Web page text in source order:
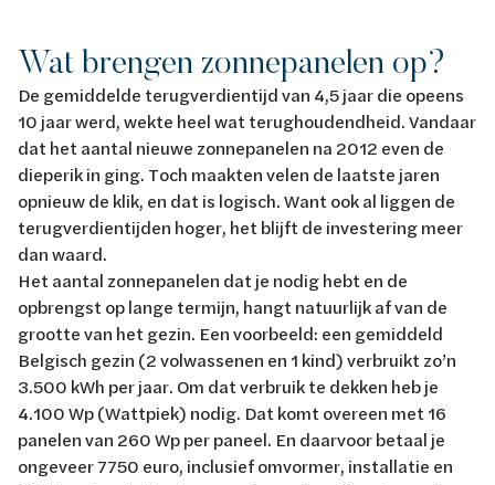
Wat brengen zonnepanelen op?
De gemiddelde terugverdientijd van 4,5 jaar die opeens
10 jaar werd, wekte heel wat terughoudendheid. Vandaar
dat het aantal nieuwe zonnepanelen na 2012 even de
dieperik in ging. Toch maakten velen de laatste jaren
opnieuw de klik, en dat is logisch. Want ook al liggen de
terugverdientijden hoger, het blijft de investering meer
dan waard.
Het aantal zonnepanelen dat je nodig hebt en de
opbrengst op lange termijn, hangt natuurlijk af van de
grootte van het gezin. Een voorbeeld: een gemiddeld
Belgisch gezin (2 volwassenen en 1 kind) verbruikt zo’n
3.500 kWh per jaar. Om dat verbruik te dekken heb je
4.100 Wp (Wattpiek) nodig. Dat komt overeen met 16
panelen van 260 Wp per paneel. En daarvoor betaal je
ongeveer 7750 euro, inclusief omvormer, installatie en